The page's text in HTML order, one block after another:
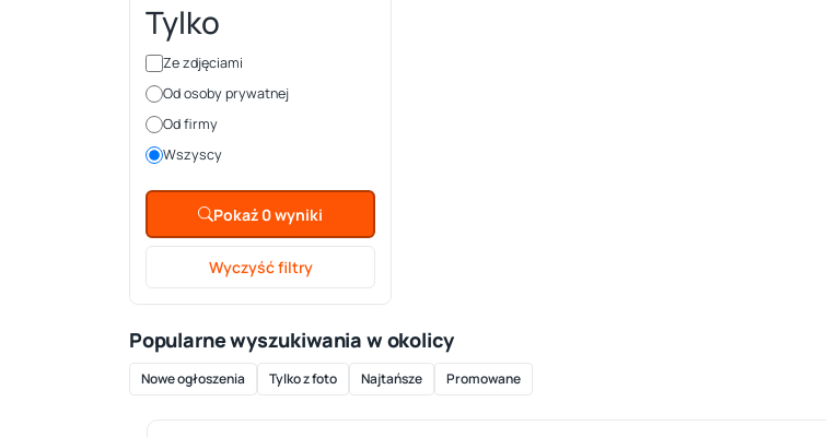
Tylko
Ze zdjęciami
Od osoby prywatnej
Od firmy
Wszyscy
Pokaż 0 wyniki
Wyczyść filtry
Popularne wyszukiwania w okolicy
Nowe ogłoszenia Tylko z foto Najtańsze Promowane